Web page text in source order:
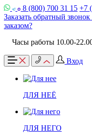
8 (800) 700 31 15 +7
Заказать обратный звонок
заказом?
Часы работы 10.00-
Вход
ДЛЯ НЕЁ
ДЛЯ НЕГО